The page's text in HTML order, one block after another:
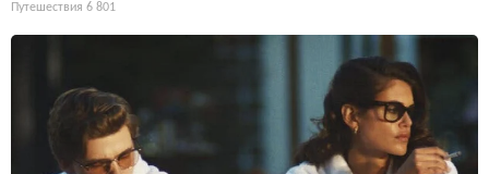
Путешествия 6 801